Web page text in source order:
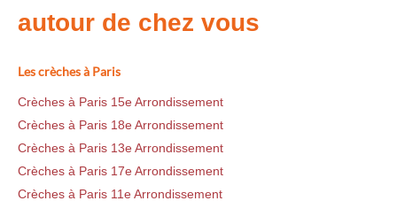
autour de chez vous
Les crèches à Paris
Crèches à Paris 15e Arrondissement
Crèches à Paris 18e Arrondissement
Crèches à Paris 13e Arrondissement
Crèches à Paris 17e Arrondissement
Crèches à Paris 11e Arrondissement